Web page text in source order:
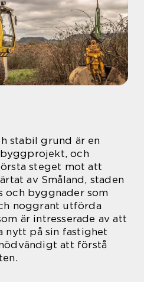
stabil grund är en
och
steget mot att
av Småland, staden
och byggnader som
noggrant utförda
är intresserade av att
nytt på sin fastighet
att förstå